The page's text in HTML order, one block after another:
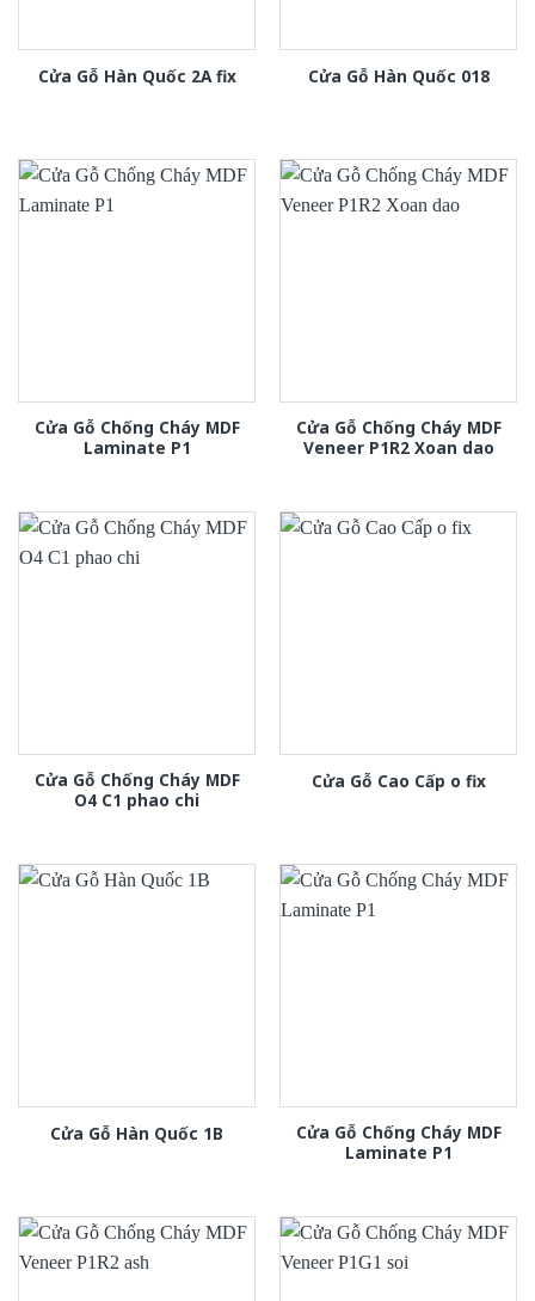
Cửa Gỗ Hàn Quốc 2A fix Cửa Gỗ Hàn Quốc 018
Cửa Gỗ Chống Cháy MDF
Laminate P1
Cửa Gỗ Chống Cháy MDF
Veneer P1R2 Xoan dao
Cửa Gỗ Chống Cháy MDF
O4 C1 phao chi
Cửa Gỗ Cao Cấp o fix
Cửa Gỗ Hàn Quốc 1B
Cửa Gỗ Chống Cháy MDF
Laminate P1